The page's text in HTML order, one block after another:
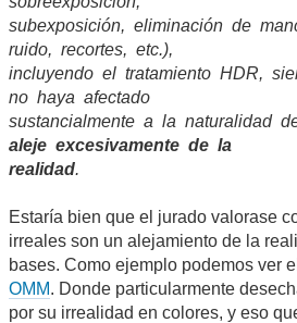
subexposición, eliminación de
ruido, recortes, etc.),
incluyendo el tratamiento HDR,
no haya afectado
sustancialmente a la naturalidad
aleje excesivamente de la
realidad.
Estaría bien que el jurado valorase
irreales son un alejamiento de la
bases. Como ejemplo podemos ver el
OMM. Donde particularmente
por su irrealidad en colores, y eso